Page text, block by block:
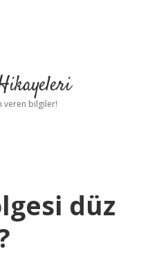
veren bilgiler!
düz